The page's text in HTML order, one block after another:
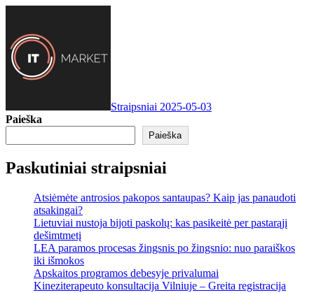
Straipsniai 2025-05-03
Paieška
Paieška
Paskutiniai straipsniai
Atsiėmėte antrosios pakopos santaupas? Kaip jas panaudoti
atsakingai?
Lietuviai nustoja bijoti paskolų: kas pasikeitė per pastarąjį
dešimtmetį
LEA paramos procesas žingsnis po žingsnio: nuo paraiškos
iki išmokos
Apskaitos programos debesyje privalumai
Kineziterapeuto konsultacija Vilniuje – Greita registracija